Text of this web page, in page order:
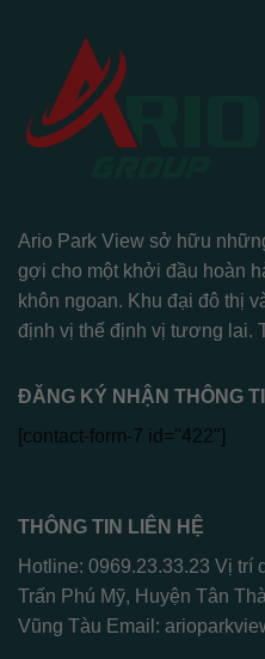
Ario Park View sở hữu
gợi cho một khởi đầu hoàn
khôn ngoan. Khu đại đô thị
định vị thế định vị tương lai.
ĐĂNG KÝ NHẬN THÔNG
[contact-form-7 id="422"]
THÔNG TIN LIÊN HỆ
Hotline: 0969.23.33.23 Vị trí
Trấn Phú Mỹ, Huyện Tân
Vũng Tàu Email: